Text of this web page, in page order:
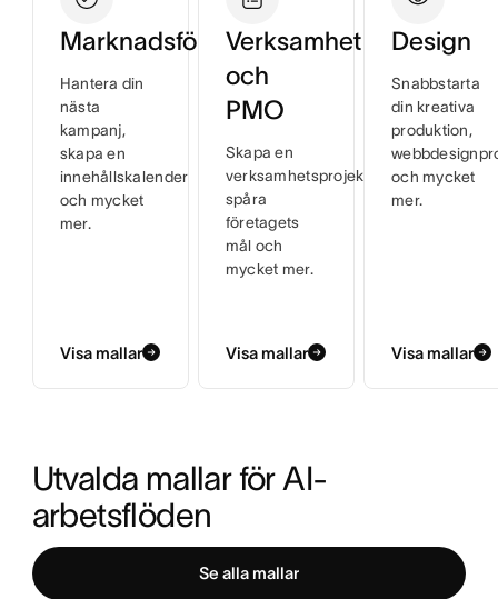
Marknadsföring
Hantera din
nästa
kampanj,
skapa en
innehållskalender
och mycket
mer.
Visa mallar
Verksamhet
och
PMO
Skapa en
verksamhetsprojektplan,
spåra
företagets
mål och
mycket mer.
Visa mallar
Design
Snabbstarta
din kreativa
produktion,
och mycket
mer.
Visa mallar
Utvalda mallar för AI-
arbetsflöden
Se alla mallar